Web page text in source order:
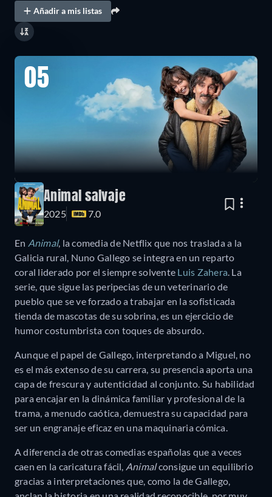
Añadir a mis listas
05
Animal salvaje
2025 7.0
En Animal, la comedia de Netflix que nos traslada a la
Galicia rural, Nuno Gallego se integra en un reparto
coral liderado por el siempre solvente Luis Zahera. La
serie, que sigue las peripecias de un veterinario de
pueblo que se ve forzado a trabajar en la sofisticada
tienda de mascotas de su sobrina, es un ejercicio de
humor costumbrista con toques de absurdo.
Aunque el papel de Gallego, interpretando a Miguel, no
es el más extenso de su carrera, su presencia aporta una
capa de frescura y autenticidad al conjunto. Su habilidad
para encajar en la dinámica familiar y profesional de la
trama, a menudo caótica, demuestra su capacidad para
ser un engranaje eficaz en una maquinaria cómica.
A diferencia de otras comedias españolas que a veces
caen en la caricatura fácil, Animalconsigue un equilibrio
gracias a interpretaciones que, como la de Gallego,